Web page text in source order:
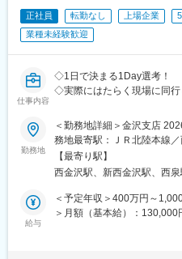
組織再編、経営承継サポー
イスを通じて、クライアン
ト等の多様な専門家と連携
す。
様々で、クライアントの成
トとともに成長できる、経
とができる仕事です。
・デロイト トーマツグルー
を保有するメンバーと協働
境があります。
・地元の有力企業がクライ
献を実感できます。
正社員 転勤なし 上場企業
業種未経験歓迎
仕事内容
◇1日で決まる1Day選考！
◇実際にはたらく現場に同行
■1Day選考の流れ
［1］支店に到着、営業と一
［2］ランチをしてから帰社
［3］面接
［4］スキルアップタイム
勤務地
＜勤務地詳細＞金沢支店
務地最寄駅：ＪＲ北陸本線
煙変更の範囲：会社の定める
【最寄り駅】
西金沢駅、新西金沢駅、西泉
給与
＜予定年収＞400万円～
＞月額（基本給）：